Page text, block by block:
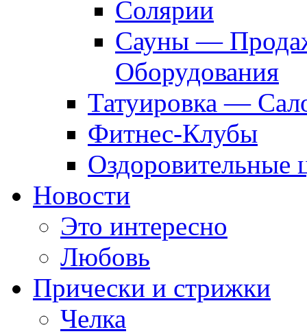
Солярии
Сауны —
Оборудования
Татуировка —
Фитнес-Клубы
Оздоровительные
Новости
Это интересно
Любовь
Прически и стрижки
Челка